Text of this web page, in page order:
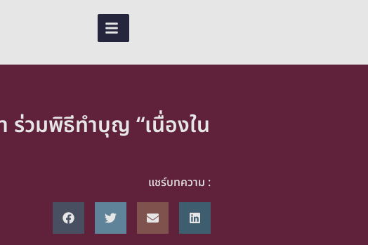
ร่วมพิธีทำบุญ “เนื่องใน
แชร์บทความ :